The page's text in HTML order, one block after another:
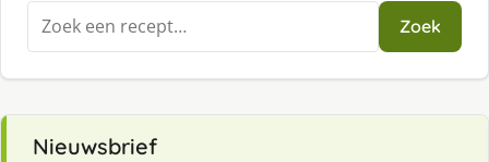
Zoeken
naar:
Zoek
Nieuwsbrief